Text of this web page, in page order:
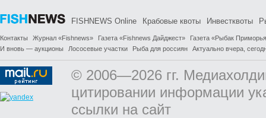
FISHNEWS Online Крабовые квоты Инвестквоты
Контакты Журнал «Fishnews» Газета «Fishnews Дайджест»
Газета «Рыбак
И вновь — аукционы
Лососевые участки Рыба для россиян Актуально вчера,
© 2006—2026 гг.
цитировании информации
ссылки на сайт